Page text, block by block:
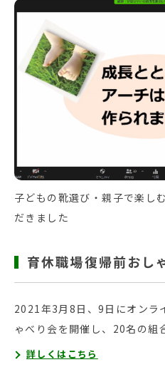
子どもの靴選び・親子で楽し
だきました
育休職場復帰前おし
2021年3月8日、9日にオンラ
ゃべり会を開催し、20名の組
詳しくはこちら